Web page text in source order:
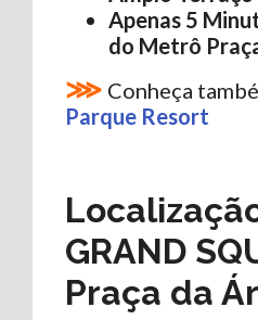
Apenas 5
do Metrô
⋙ Conheça
Parque Resort
GRAND
Praça da